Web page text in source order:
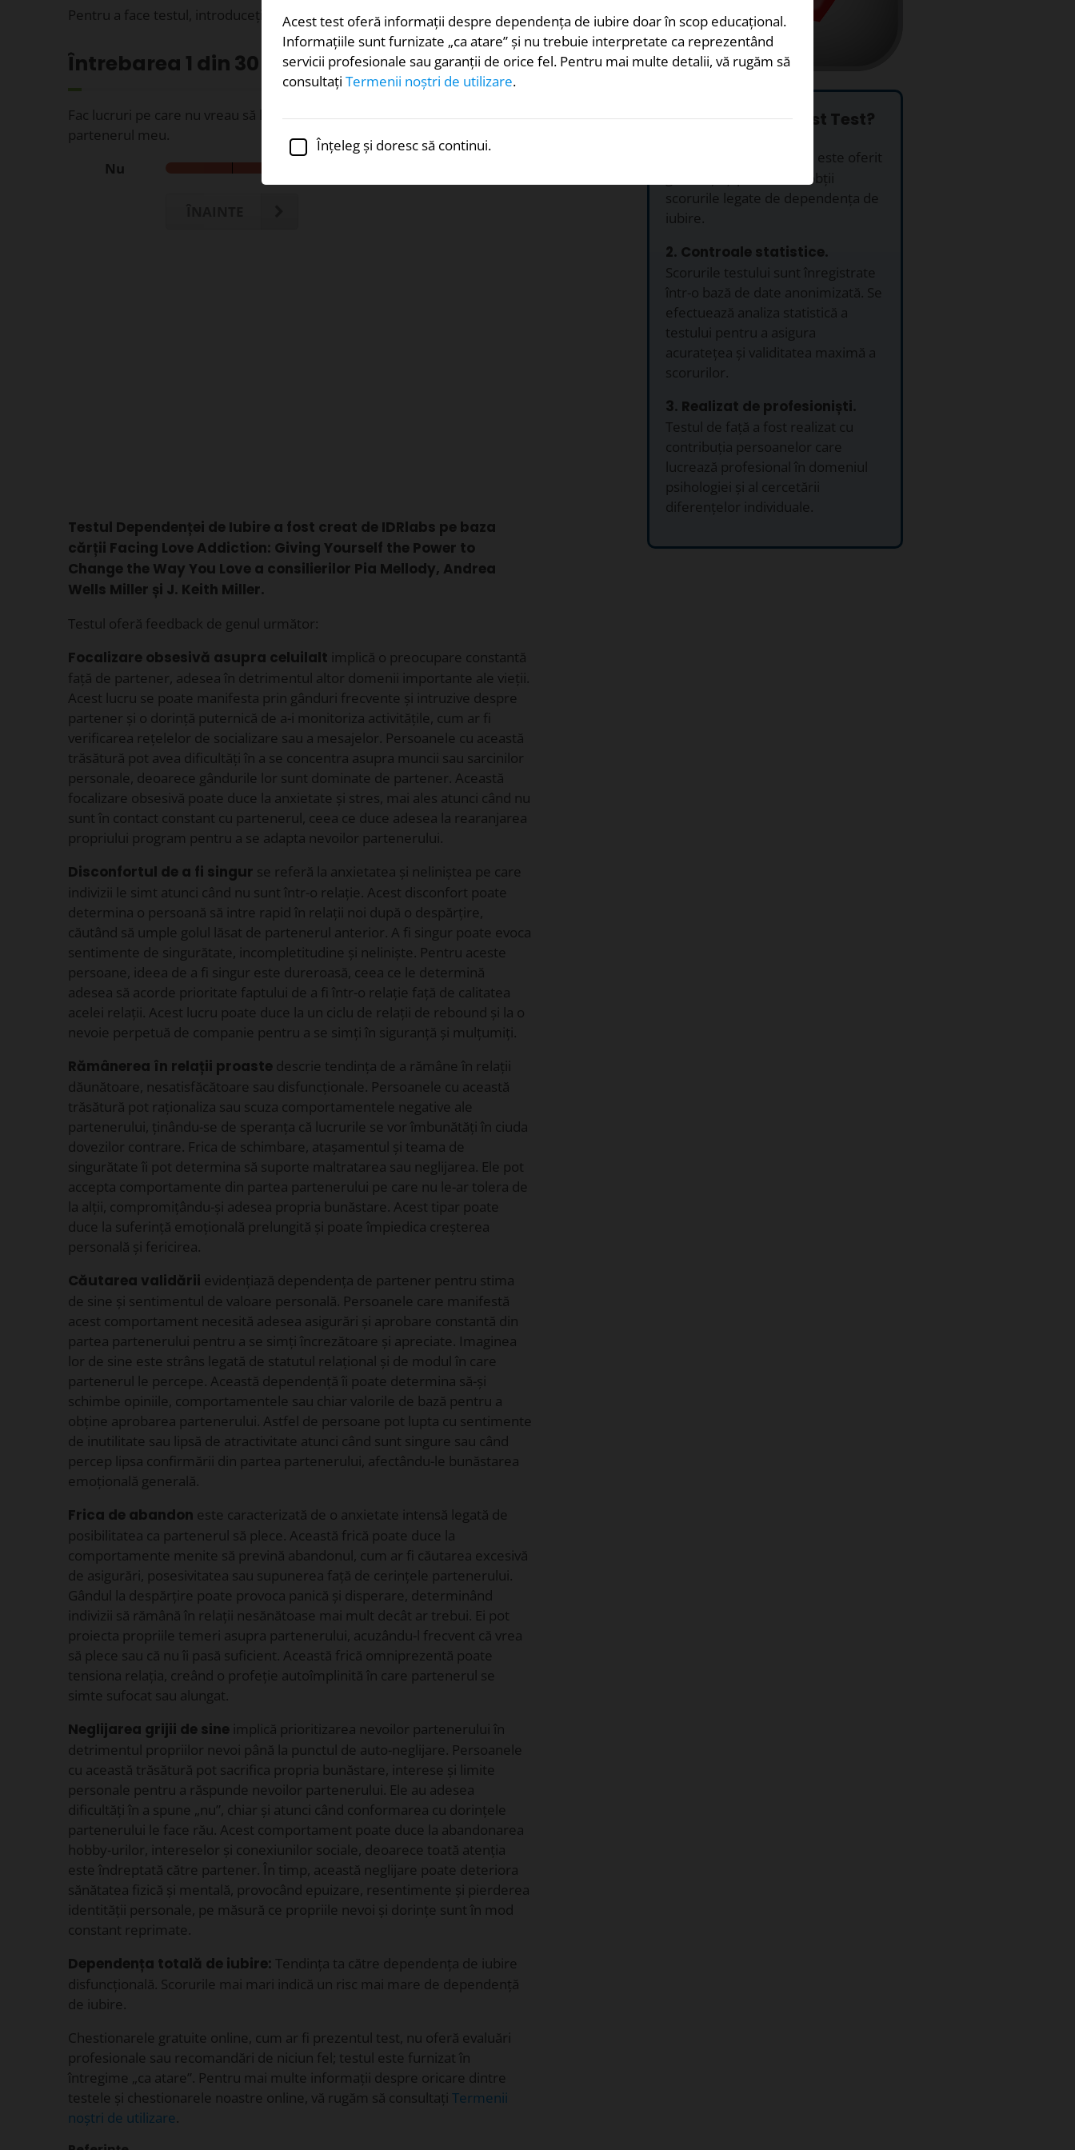
Pentru a face testul, introduceți răspunsurile mai jos.
Întrebarea 1 din 30
Fac lucruri pe care nu vreau să le fac pentru a evita să fiu abandonat de
partenerul meu.
Nu
Testul Dependenței de Iubire a fost creat de IDRlabs pe baza
cărții Facing Love Addiction: Giving Yourself the Power to
Change the Way You Love a consilierilor Pia Mellody, Andrea
Wells Miller și J. Keith Miller.
Testul oferă feedback de genul următor:
Focalizare obsesivă asupra celuilalt implică o preocupare constantă
față de partener, adesea în detrimentul altor domenii importante ale vieții.
Acest lucru se poate manifesta prin gânduri frecvente și intruzive despre
partener și o dorință puternică de a-i monitoriza activitățile, cum ar fi
verificarea rețelelor de socializare sau a mesajelor. Persoanele cu această
trăsătură pot avea dificultăți în a se concentra asupra muncii sau sarcinilor
personale, deoarece gândurile lor sunt dominate de partener. Această
focalizare obsesivă poate duce la anxietate și stres, mai ales atunci când nu
sunt în contact constant cu partenerul, ceea ce duce adesea la rearanjarea
propriului program pentru a se adapta nevoilor partenerului.
Disconfortul de a fi singur se referă la anxietatea și neliniștea pe care
indivizii le simt atunci când nu sunt într-o relație. Acest disconfort poate
determina o persoană să intre rapid în relații noi după o despărțire,
căutând să umple golul lăsat de partenerul anterior. A fi singur poate evoca
sentimente de singurătate, incompletitudine și neliniște. Pentru aceste
persoane, ideea de a fi singur este dureroasă, ceea ce le determină
adesea să acorde prioritate faptului de a fi într-o relație față de calitatea
acelei relații. Acest lucru poate duce la un ciclu de relații de rebound și la o
nevoie perpetuă de companie pentru a se simți în siguranță și mulțumiți.
Rămânerea în relații proaste descrie tendința de a rămâne în relații
dăunătoare, nesatisfăcătoare sau disfuncționale. Persoanele cu această
trăsătură pot raționaliza sau scuza comportamentele negative ale
partenerului, ținându-se de speranța că lucrurile se vor îmbunătăți în ciuda
dovezilor contrare. Frica de schimbare, atașamentul și teama de
singurătate îi pot determina să suporte maltratarea sau neglijarea. Ele pot
accepta comportamente din partea partenerului pe care nu le-ar tolera de
la alții, compromițându-și adesea propria bunăstare. Acest tipar poate
duce la suferință emoțională prelungită și poate împiedica creșterea
personală și fericirea.
Căutarea validării evidențiază dependența de partener pentru stima
de sine și sentimentul de valoare personală. Persoanele care manifestă
acest comportament necesită adesea asigurări și aprobare constantă din
partea partenerului pentru a se simți încrezătoare și apreciate. Imaginea
lor de sine este strâns legată de statutul relațional și de modul în care
partenerul le percepe. Această dependență îi poate determina să-și
schimbe opiniile, comportamentele sau chiar valorile de bază pentru a
obține aprobarea partenerului. Astfel de persoane pot lupta cu sentimente
de inutilitate sau lipsă de atractivitate atunci când sunt singure sau când
percep lipsa confirmării din partea partenerului, afectându-le bunăstarea
emoțională generală.
Frica de abandon este caracterizată de o anxietate intensă legată de
posibilitatea ca partenerul să plece. Această frică poate duce la
comportamente menite să prevină abandonul, cum ar fi căutarea excesivă
de asigurări, posesivitatea sau supunerea față de cerințele partenerului.
Gândul la despărțire poate provoca panică și disperare, determinând
indivizii să rămână în relații nesănătoase mai mult decât ar trebui. Ei pot
proiecta propriile temeri asupra partenerului, acuzându-l frecvent că vrea
să plece sau că nu îi pasă suficient. Această frică omniprezentă poate
tensiona relația, creând o profeție autoîmplinită în care partenerul se
simte sufocat sau alungat.
Neglijarea grijii de sine implică prioritizarea nevoilor partenerului în
detrimentul propriilor nevoi până la punctul de auto-neglijare. Persoanele
cu această trăsătură pot sacrifica propria bunăstare, interese și limite
personale pentru a răspunde nevoilor partenerului. Ele au adesea
dificultăți în a spune „nu”, chiar și atunci când conformarea cu dorințele
partenerului le face rău. Acest comportament poate duce la abandonarea
hobby-urilor, intereselor și conexiunilor sociale, deoarece toată atenția
este îndreptată către partener. În timp, această neglijare poate deteriora
sănătatea fizică și mentală, provocând epuizare, resentimente și pierderea
identității personale, pe măsură ce propriile nevoi și dorințe sunt în mod
constant reprimate.
Dependența totală de iubire: Tendința ta către dependența de iubire
disfuncțională. Scorurile mai mari indică un risc mai mare de dependență
de iubire.
Chestionarele gratuite online, cum ar fi prezentul test, nu oferă evaluări
profesionale sau recomandări de niciun fel; testul este furnizat în
întregime „ca atare”. Pentru mai multe informații despre oricare dintre
testele și chestionarele noastre online, vă rugăm să consultați Termenii
noștri de utilizare.
De ce să alegi Acest Test?
Acest test îți este oferit
gratuit și îți permite să obții
scorurile legate de dependența de
iubire.
2. Controale statistice.
Scorurile testului sunt înregistrate
într-o bază de date anonimizată. Se
efectuează analiza statistică a
testului pentru a asigura
acuratețea și validitatea maximă a
scorurilor.
3. Realizat de profesioniști.
Testul de față a fost realizat cu
contribuția persoanelor care
lucrează profesional în domeniul
psihologiei și al cercetării
diferențelor individuale.
Acest test oferă informații despre dependența de iubire doar în scop educațional.
Informațiile sunt furnizate „ca atare” și nu trebuie interpretate ca reprezentând
servicii profesionale sau garanții de orice fel. Pentru mai multe detalii, vă rugăm să
consultați Termenii noștri de utilizare.
Înțeleg și doresc să continui.